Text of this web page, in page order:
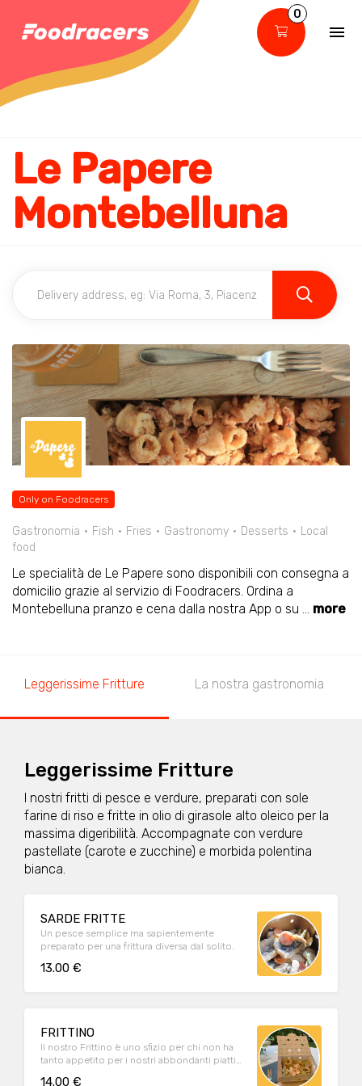
0
Le Papere
Montebelluna
Only on Foodracers
Gastronomia Fish Fries Gastronomy Desserts
Local
food
Le specialità de Le Papere sono disponibili con consegna a
domicilio grazie al servizio di Foodracers. Ordina a
Montebelluna pranzo e cena dalla nostra App o su ... more
Leggerissime Fritture La nostra gastronomia
Leggerissime Fritture
I nostri fritti di pesce e verdure, preparati con sole
farine di riso e fritte in olio di girasole alto oleico per la
massima digeribilità. Accompagnate con verdure
pastellate (carote e zucchine) e morbida polentina
bianca.
SARDE FRITTE
Un pesce semplice ma sapientemente
preparato per una frittura diversa dal solito.
13.00 €
FRITTINO
Il nostro Frittino è uno sfizio per chi non ha
tanto appetito per i nostri abbondanti piatti
14.00 €